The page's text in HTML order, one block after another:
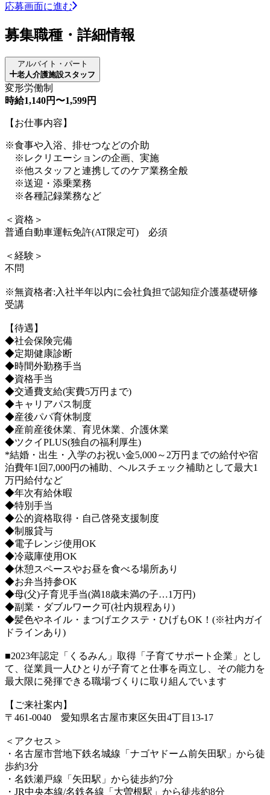
応募画面に進む
募集職種・詳細情報
アルバイト・パート
老人介護施設スタッフ
変形労働制
時給1,140円〜1,599円
【お仕事内容】
※食事や入浴、排せつなどの介助
※レクリエーションの企画、実施
※他スタッフと連携してのケア業務全般
※送迎・添乗業務
※各種記録業務など
＜資格＞
普通自動車運転免許(AT限定可) 必須
＜経験＞
不問
※無資格者:入社半年以内に会社負担で認知症介護基礎研修
受講
【待遇】
◆社会保険完備
◆定期健康診断
◆時間外勤務手当
◆資格手当
◆交通費支給(実費5万円まで)
◆キャリアパス制度
◆産後パパ育休制度
◆産前産後休業、育児休業、介護休業
◆ツクイPLUS(独自の福利厚生)
*結婚・出生・入学のお祝い金5,000～2万円までの給付や宿
泊費年1回7,000円の補助、ヘルスチェック補助として最大1
万円給付など
◆年次有給休暇
◆特別手当
◆公的資格取得・自己啓発支援制度
◆制服貸与
◆電子レンジ使用OK
◆冷蔵庫使用OK
◆休憩スペースやお昼を食べる場所あり
◆お弁当持参OK
◆母(父)子育児手当(満18歳未満の子…1万円)
◆副業・ダブルワーク可(社内規程あり)
◆髪色やネイル・まつげエクステ・ひげもOK！(※社内ガイ
ドラインあり)
■2023年認定「くるみん」取得「子育てサポート企業」とし
て、従業員一人ひとりが子育てと仕事を両立し、その能力を
最大限に発揮できる職場づくりに取り組んでいます
【ご来社案内】
〒461-0040 愛知県名古屋市東区矢田4丁目13‐17
＜アクセス＞
・名古屋市営地下鉄名城線「ナゴヤドーム前矢田駅」から徒
歩約3分
・名鉄瀬戸線「矢田駅」から徒歩約7分
・JR中央本線/名鉄各線「大曽根駅」から徒歩約8分